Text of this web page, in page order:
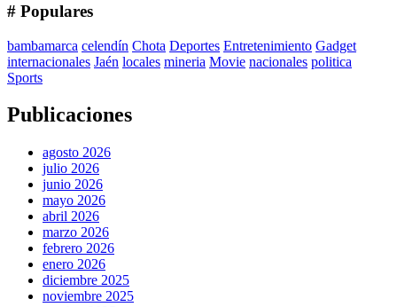
# Populares
bambamarca celendín Chota Deportes Entretenimiento Gadget
internacionales Jaén locales mineria Movie nacionales politica
Sports
Publicaciones
agosto 2026
julio 2026
junio 2026
mayo 2026
abril 2026
marzo 2026
febrero 2026
enero 2026
diciembre 2025
noviembre 2025